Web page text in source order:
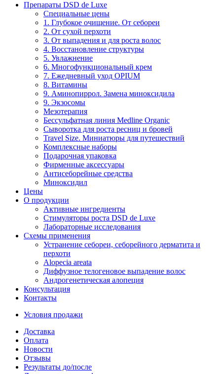
Препараты DSD de Luxe
Специальные цены
1. Глубокое очищение. От себореи
2. От сухой перхоти
3. От выпадения и для роста волос
4. Восстановление структуры
5. Увлажнение
6. Многофункциональный крем
7. Ежедневный уход OPIUM
8. Витамины
9. Аминопиррол. Замена миноксидила
9. Экзосомы
Мезотерапия
Бессульфатная линия Medline Organic
Сыворотка для роста ресниц и бровей
Travel Size. Миниатюры для путешествий
Комплексные наборы
Подарочная упаковка
Фирменные аксессуары
Антисеборейные средства
Миноксидил
Цены
О продукции
Активные ингредиенты
Стимуляторы роста DSD de Luxe
Лабораторные исследования
Схемы применения
Устранение себореи, себорейного дерматита и
перхоти
Alopecia areata
Диффузное телогеновое выпадение волос
Андрогенетическая алопеция
Консультация
Контакты
Условия продажи
Доставка
Оплата
Новости
Отзывы
Результаты до/после